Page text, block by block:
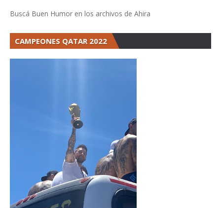
Buscá Buen Humor en los archivos de Ahira
CAMPEONES QATAR 2022